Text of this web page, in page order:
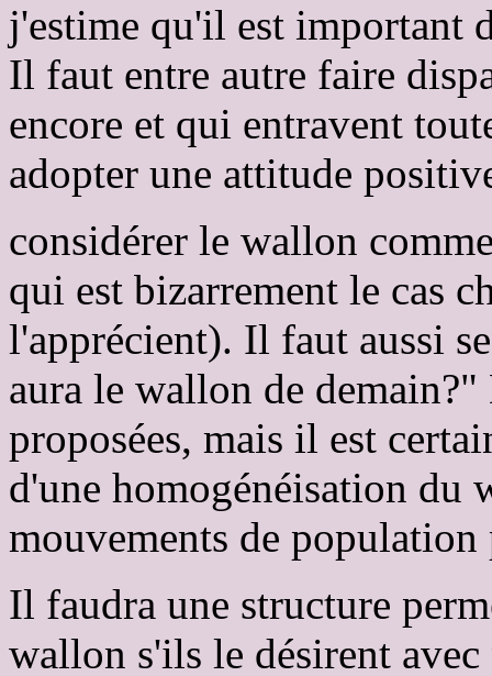
j'estime qu'il est important
Il faut entre autre faire
encore et qui entravent
adopter une attitude
considérer le wallon
qui est bizarrement le cas
l'apprécient). Il faut aussi
aura le wallon de
proposées, mais il est
d'une homogénéisation du
mouvements de population
Il faudra une structure
wallon s'ils le désirent